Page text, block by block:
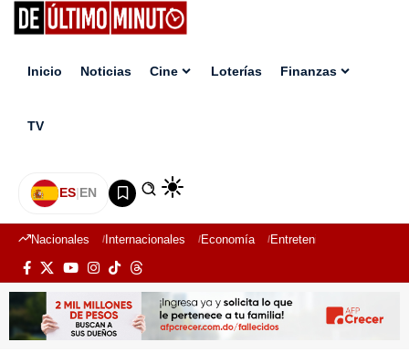
Inicio Noticias Cine Loterías Finanzas
TV
ES|EN
Nacionales Internacionales Economía Entretenimiento